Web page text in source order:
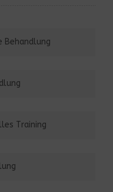
Behandlung
Training